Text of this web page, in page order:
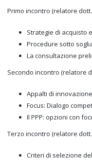
Primo incontro (relatore
Strategie di acquisto
Procedure sotto
La consultazione
Secondo incontro (relatore
Appalti di
Focus: Dialogo
Il PPP: opzioni con
Terzo incontro (relatore
Criteri di selezione